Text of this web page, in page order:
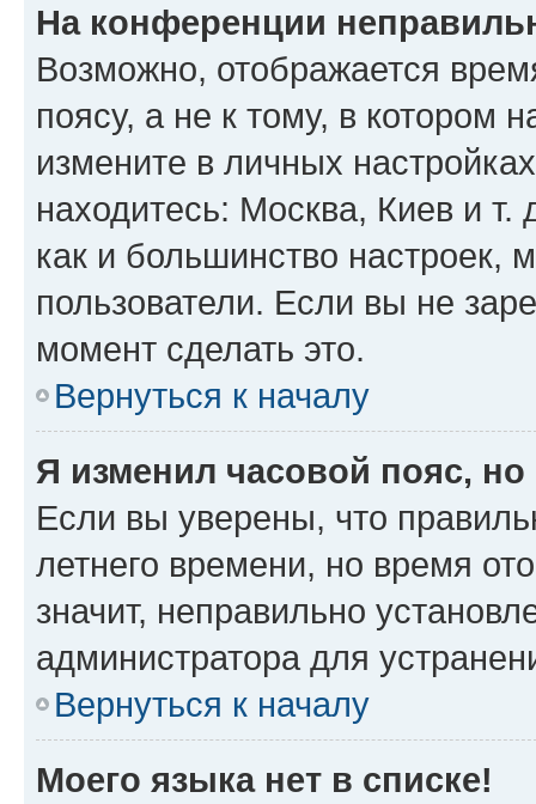
На конференции
Возможно, отображается
поясу, а не к тому, в котором
измените в личных
находитесь: Москва, Киев и т.
как и большинство настроек,
пользователи. Если вы не
момент сделать это.
Вернуться к началу
Я изменил часовой пояс,
Если вы уверены, что
летнего времени, но время
значит, неправильно
администратора для
Вернуться к началу
Моего языка нет в списке!